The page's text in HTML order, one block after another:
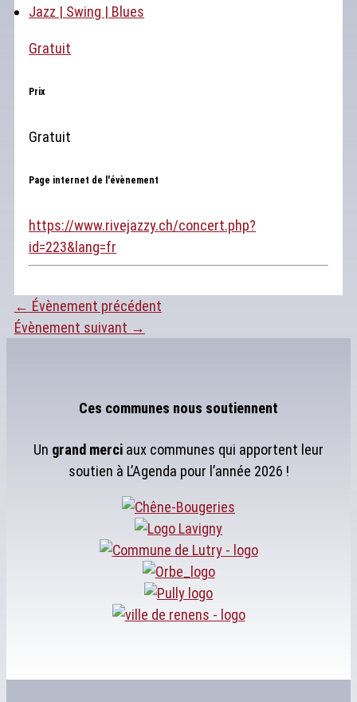
Jazz | Swing | Blues
Gratuit
Prix
Gratuit
Page internet de l'évènement
https://www.rivejazzy.ch/concert.php?
id=223&lang=fr
← Évènement précédent
Évènement suivant →
Ces communes nous soutiennent
Un grand merci aux communes qui apportent leur
soutien à L’Agenda pour l’année 2026 !